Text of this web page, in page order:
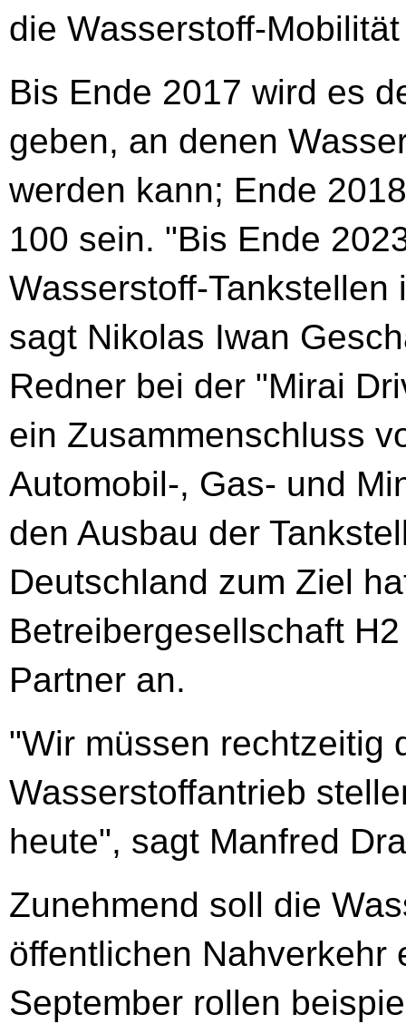
die Wasserstoff-
Bis Ende 2017 wird es
geben, an denen
werden kann; Ende
100 sein. "Bis Ende
Wasserstoff-
sagt Nikolas Iwan
Redner bei der "Mirai
ein Zusammenschluss
Automobil-, Gas- und
den Ausbau der
Deutschland zum Ziel
Betreibergesellschaft
Partner an.
"Wir müssen rechtzeitig
Wasserstoffantrieb
heute", sagt Manfred
Zunehmend soll die
öffentlichen Nahverkehr
September rollen